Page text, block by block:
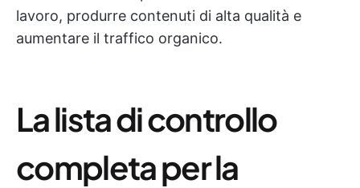
lavoro, produrre contenuti di alta qualità e
aumentare il traffico organico.
La lista di controllo
completa per la